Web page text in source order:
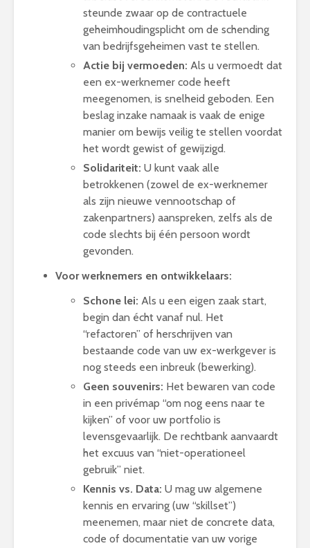
steunde zwaar op de contractuele
geheimhoudingsplicht om de schending
van bedrijfsgeheimen vast te stellen.
Actie bij vermoeden: Als u vermoedt dat
een ex-werknemer code heeft
meegenomen, is snelheid geboden. Een
beslag inzake namaak is vaak de enige
manier om bewijs veilig te stellen voordat
het wordt gewist of gewijzigd.
Solidariteit: U kunt vaak alle
betrokkenen (zowel de ex-werknemer
als zijn nieuwe vennootschap of
zakenpartners) aanspreken, zelfs als de
code slechts bij één persoon wordt
gevonden.
Voor werknemers en ontwikkelaars:
Schone lei: Als u een eigen zaak start,
begin dan écht vanaf nul. Het
“refactoren” of herschrijven van
bestaande code van uw ex-werkgever is
nog steeds een inbreuk (bewerking).
Geen souvenirs: Het bewaren van code
in een privémap “om nog eens naar te
kijken” of voor uw portfolio is
levensgevaarlijk. De rechtbank aanvaardt
het excuus van “niet-operationeel
gebruik” niet.
Kennis vs. Data: U mag uw algemene
kennis en ervaring (uw “skillset”)
meenemen, maar niet de concrete data,
code of documentatie van uw vorige